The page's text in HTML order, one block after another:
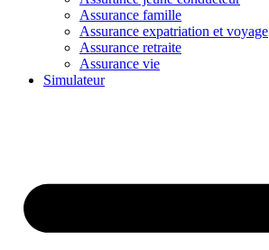
Assurance famille
Assurance expatriation et voyage
Assurance retraite
Assurance vie
Simulateur